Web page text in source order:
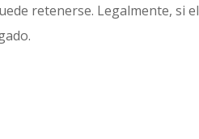
retenerse. Legalmente, si el